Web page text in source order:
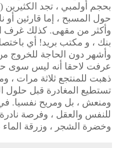
بحجم أولمبي ، تجد
حول المسبح ، إما قارئين أو
وأكثر من مقهى. كذلك غرف
بنك ، و مكتب بريد! أي
وأشهر دون الحاجة للخروج
عرفت لاحقا أنه ليس سوى
ذهبت للمنتجع ثلاثة مرات ،
تستطيع المغادرة قبل حلول
ومنعش ، بل ومريح نفسيا.
للنفس والعقل ، وفرصة
وخضرة الشجر ، وزرقة الماء